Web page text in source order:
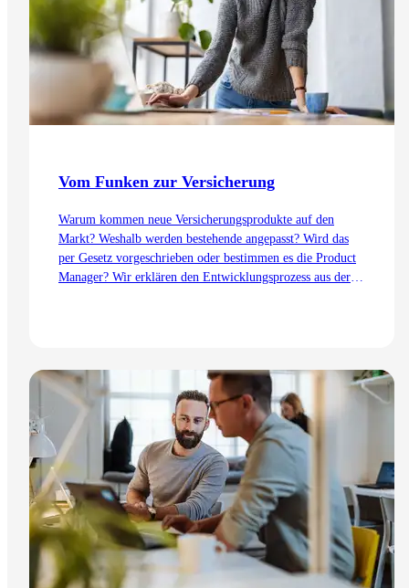
Vom Funken zur Versicherung
Warum kommen neue Versicherungsprodukte auf den
Markt? Weshalb werden bestehende angepasst? Wird das
per Gesetz vorgeschrieben oder bestimmen es die Product
Manager? Wir erklären den Entwicklungsprozess aus der
Zum Artikel